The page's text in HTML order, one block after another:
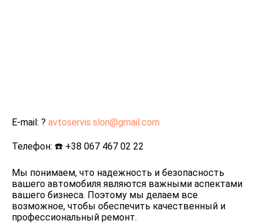
E-mail: ? avtoservis.slon@gmail.com
Телефон: ☎️ +38 067 467 02 22
Мы понимаем, что надежность и безопасность
вашего автомобиля являются важными аспектами
вашего бизнеса. Поэтому мы делаем все
возможное, чтобы обеспечить качественный и
профессиональный ремонт.